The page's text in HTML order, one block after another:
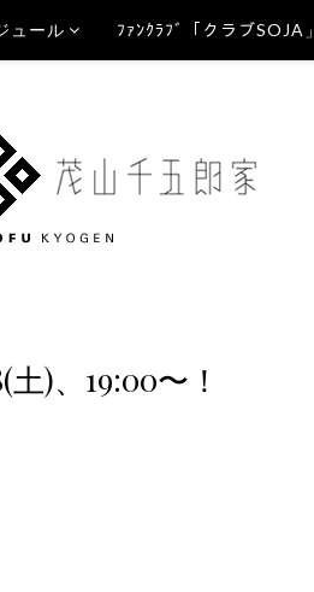
ュール ﾌｧﾝｸﾗﾌﾞ「クラブSOJA」
)、19:00〜！